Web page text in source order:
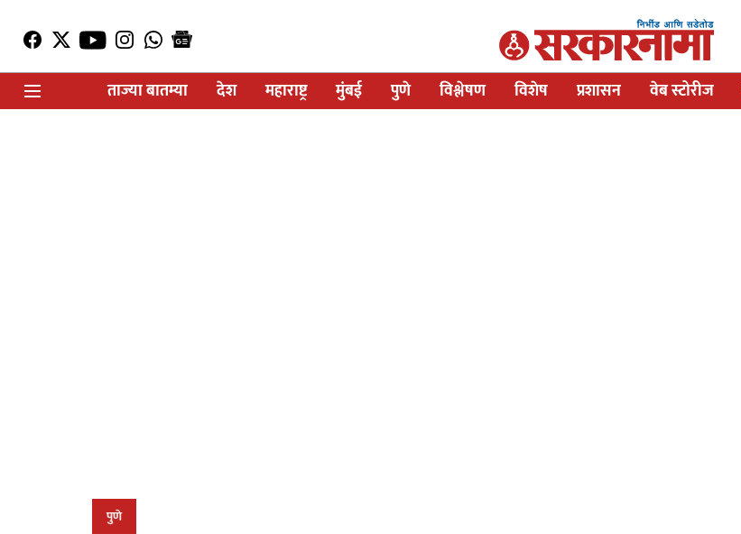
ताज्या बातम्या
देश महाराष्ट्र मुंबई पुणे विश्लेषण विशेष प्रशासन वेब स्टोरीज
पुणे